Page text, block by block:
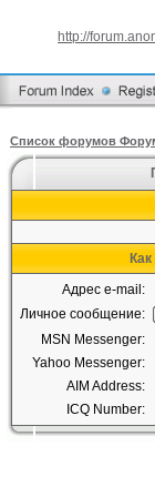
http://
Список форумов
Адрес e-mail:
Личное сообщение:
MSN Messenger:
Yahoo Messenger:
AIM Address:
ICQ Number: